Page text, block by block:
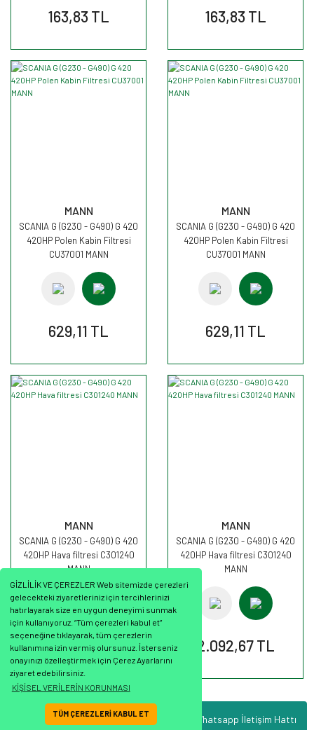
GİZLİLİK VE ÇEREZLER Web sitemizde çerezleri
gelecekteki ziyaretleriniz için tercihlerinizi
hatırlayarak size en uygun deneyimi sunmak
için kullanıyoruz. “Tüm çerezleri kabul et”
seçeneğine tıklayarak, tüm çerezlerin
kullanımına izin vermiş olursunuz. İsterseniz
onayınızı özelleştirmek için Çerez Ayarlarını
ziyaret edebilirsiniz.
KİŞİSEL VERİLERİN KORUNMASI
TÜM ÇEREZLERİ KABUL ET Whatsapp İletişim Hattı
163,83 TL 163,83 TL
MANN
SCANIA G (G230 - G490) G 420
420HP Polen Kabin Filtresi
CU37001 MANN
629,11 TL
MANN
SCANIA G (G230 - G490) G 420
420HP Polen Kabin Filtresi
CU37001 MANN
629,11 TL
MANN
SCANIA G (G230 - G490) G 420
420HP Hava filtresi C301240
MANN
2.092,67 TL
MANN
SCANIA G (G230 - G490) G 420
420HP Hava filtresi C301240
MANN
2.092,67 TL